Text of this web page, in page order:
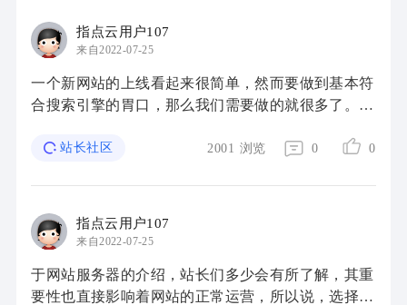
指点云用户107
来自2022-07-25
一个新网站的上线看起来很简单，然而要做到基本符
合搜索引擎的胃口，那么我们需要做的就很多了。可
备呢，下面小编分享下新站上线前要注意的一些 ...
站长社区 2001 浏览 0 0
指点云用户107
来自2022-07-25
于网站服务器的介绍，站长们多少会有所了解，其重
要性也直接影响着网站的正常运营，所以说，选择服